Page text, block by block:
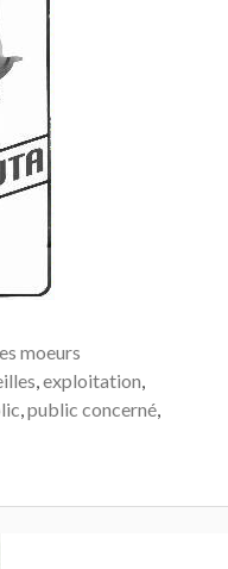
moeurs
,exploitation,
,public concerné,